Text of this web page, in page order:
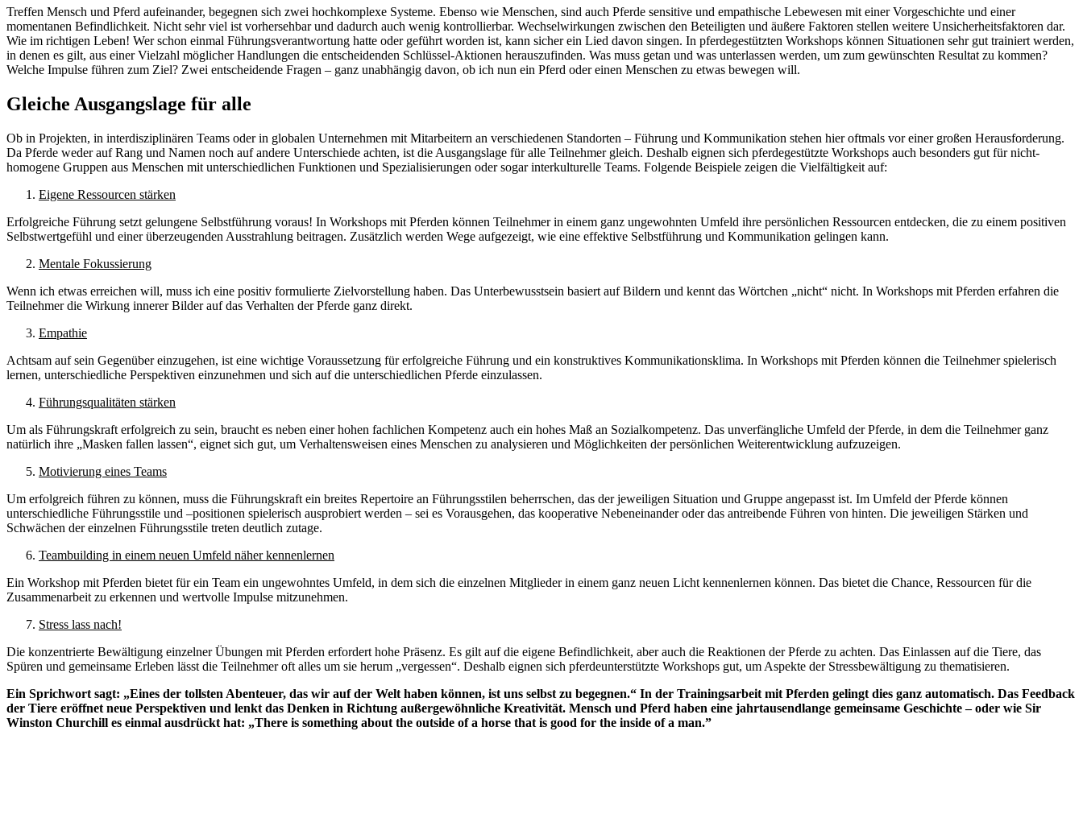
Treffen Mensch und Pferd aufeinander, begegnen sich zwei hochkomplexe Systeme. Ebenso wie Menschen, sind auch Pferde sensitive und empathische Lebewesen mit einer Vorgeschichte und einer
momentanen Befindlichkeit. Nicht sehr viel ist vorhersehbar und dadurch auch wenig kontrollierbar. Wechselwirkungen zwischen den Beteiligten und äußere Faktoren stellen weitere Unsicherheitsfaktoren dar.
Wie im richtigen Leben! Wer schon einmal Führungsverantwortung hatte oder geführt worden ist, kann sicher ein Lied davon singen. In pferdegestützten Workshops können Situationen sehr gut trainiert werden,
in denen es gilt, aus einer Vielzahl möglicher Handlungen die entscheidenden Schlüssel-Aktionen herauszufinden. Was muss getan und was unterlassen werden, um zum gewünschten Resultat zu kommen?
Welche Impulse führen zum Ziel? Zwei entscheidende Fragen – ganz unabhängig davon, ob ich nun ein Pferd oder einen Menschen zu etwas bewegen will.
Gleiche Ausgangslage für alle
Ob in Projekten, in interdisziplinären Teams oder in globalen Unternehmen mit Mitarbeitern an verschiedenen Standorten – Führung und Kommunikation stehen hier oftmals vor einer großen Herausforderung.
Da Pferde weder auf Rang und Namen noch auf andere Unterschiede achten, ist die Ausgangslage für alle Teilnehmer gleich. Deshalb eignen sich pferdegestützte Workshops auch besonders gut für nicht-
homogene Gruppen aus Menschen mit unterschiedlichen Funktionen und Spezialisierungen oder sogar interkulturelle Teams. Folgende Beispiele zeigen die Vielfältigkeit auf:
Eigene Ressourcen stärken
Erfolgreiche Führung setzt gelungene Selbstführung voraus! In Workshops mit Pferden können Teilnehmer in einem ganz ungewohnten Umfeld ihre persönlichen Ressourcen entdecken, die zu einem positiven
Selbstwertgefühl und einer überzeugenden Ausstrahlung beitragen. Zusätzlich werden Wege aufgezeigt, wie eine effektive Selbstführung und Kommunikation gelingen kann.
Mentale Fokussierung
Wenn ich etwas erreichen will, muss ich eine positiv formulierte Zielvorstellung haben. Das Unterbewusstsein basiert auf Bildern und kennt das Wörtchen „nicht“ nicht. In Workshops mit Pferden erfahren die
Teilnehmer die Wirkung innerer Bilder auf das Verhalten der Pferde ganz direkt.
Empathie
Achtsam auf sein Gegenüber einzugehen, ist eine wichtige Voraussetzung für erfolgreiche Führung und ein konstruktives Kommunikationsklima. In Workshops mit Pferden können die Teilnehmer spielerisch
lernen, unterschiedliche Perspektiven einzunehmen und sich auf die unterschiedlichen Pferde einzulassen.
Führungsqualitäten stärken
Um als Führungskraft erfolgreich zu sein, braucht es neben einer hohen fachlichen Kompetenz auch ein hohes Maß an Sozialkompetenz. Das unverfängliche Umfeld der Pferde, in dem die Teilnehmer ganz
natürlich ihre „Masken fallen lassen“, eignet sich gut, um Verhaltensweisen eines Menschen zu analysieren und Möglichkeiten der persönlichen Weiterentwicklung aufzuzeigen.
Motivierung eines Teams
Um erfolgreich führen zu können, muss die Führungskraft ein breites Repertoire an Führungsstilen beherrschen, das der jeweiligen Situation und Gruppe angepasst ist. Im Umfeld der Pferde können
unterschiedliche Führungsstile und –positionen spielerisch ausprobiert werden – sei es Vorausgehen, das kooperative Nebeneinander oder das antreibende Führen von hinten. Die jeweiligen Stärken und
Schwächen der einzelnen Führungsstile treten deutlich zutage.
Teambuilding in einem neuen Umfeld näher kennenlernen
Ein Workshop mit Pferden bietet für ein Team ein ungewohntes Umfeld, in dem sich die einzelnen Mitglieder in einem ganz neuen Licht kennenlernen können. Das bietet die Chance, Ressourcen für die
Zusammenarbeit zu erkennen und wertvolle Impulse mitzunehmen.
Stress lass nach!
Die konzentrierte Bewältigung einzelner Übungen mit Pferden erfordert hohe Präsenz. Es gilt auf die eigene Befindlichkeit, aber auch die Reaktionen der Pferde zu achten. Das Einlassen auf die Tiere, das
Spüren und gemeinsame Erleben lässt die Teilnehmer oft alles um sie herum „vergessen“. Deshalb eignen sich pferdeunterstützte Workshops gut, um Aspekte der Stressbewältigung zu thematisieren.
Ein Sprichwort sagt: „Eines der tollsten Abenteuer, das wir auf der Welt haben können, ist uns selbst zu begegnen.“ In der Trainingsarbeit mit Pferden gelingt dies ganz automatisch. Das Feedback
der Tiere eröffnet neue Perspektiven und lenkt das Denken in Richtung außergewöhnliche Kreativität. Mensch und Pferd haben eine jahrtausendlange gemeinsame Geschichte – oder wie Sir
Winston Churchill es einmal ausdrückt hat: „There is something about the outside of a horse that is good for the inside of a man.”